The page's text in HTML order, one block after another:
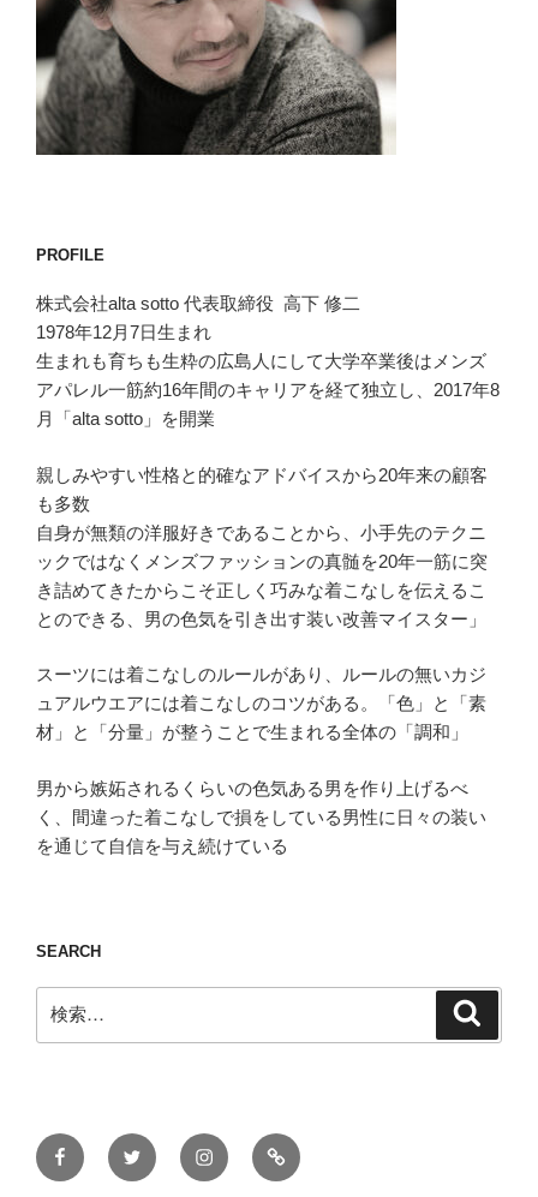
PROFILE
株式会社alta sotto 代表取締役 高下 修二
1978年12月7日生まれ
生まれも育ちも生粋の広島人にして大学卒業後はメンズ
アパレル一筋約16年間のキャリアを経て独立し、2017年8
月「alta sotto」を開業
親しみやすい性格と的確なアドバイスから20年来の顧客
も多数
自身が無類の洋服好きであることから、小手先のテクニ
ックではなくメンズファッションの真髄を20年一筋に突
き詰めてきたからこそ正しく巧みな着こなしを伝えるこ
とのできる、男の色気を引き出す装い改善マイスター」
スーツには着こなしのルールがあり、ルールの無いカジ
ュアルウエアには着こなしのコツがある。「色」と「素
材」と「分量」が整うことで生まれる全体の「調和」
男から嫉妬されるくらいの色気ある男を作り上げるべ
く、間違った着こなしで損をしている男性に日々の装い
を通じて自信を与え続けている
SEARCH
索:
FacebookTwitter InstagramONLINE
STORE